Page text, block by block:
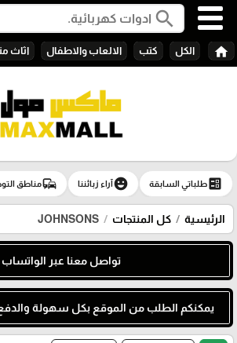
search
home الكل كتب الالعاب والاطفال اثاث
ballotطلباتي السابقة emoji_emotionsآراء زبائننا commuteمناطق
الرئيسية كل المنتجات JOHNSONS
تواصل معنا عبر الواتساب
يمكنكم الطلب من الموقع بكل سهولة والدفع